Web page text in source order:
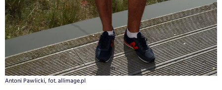
Antoni Pawlicki, fot. allimage.pl